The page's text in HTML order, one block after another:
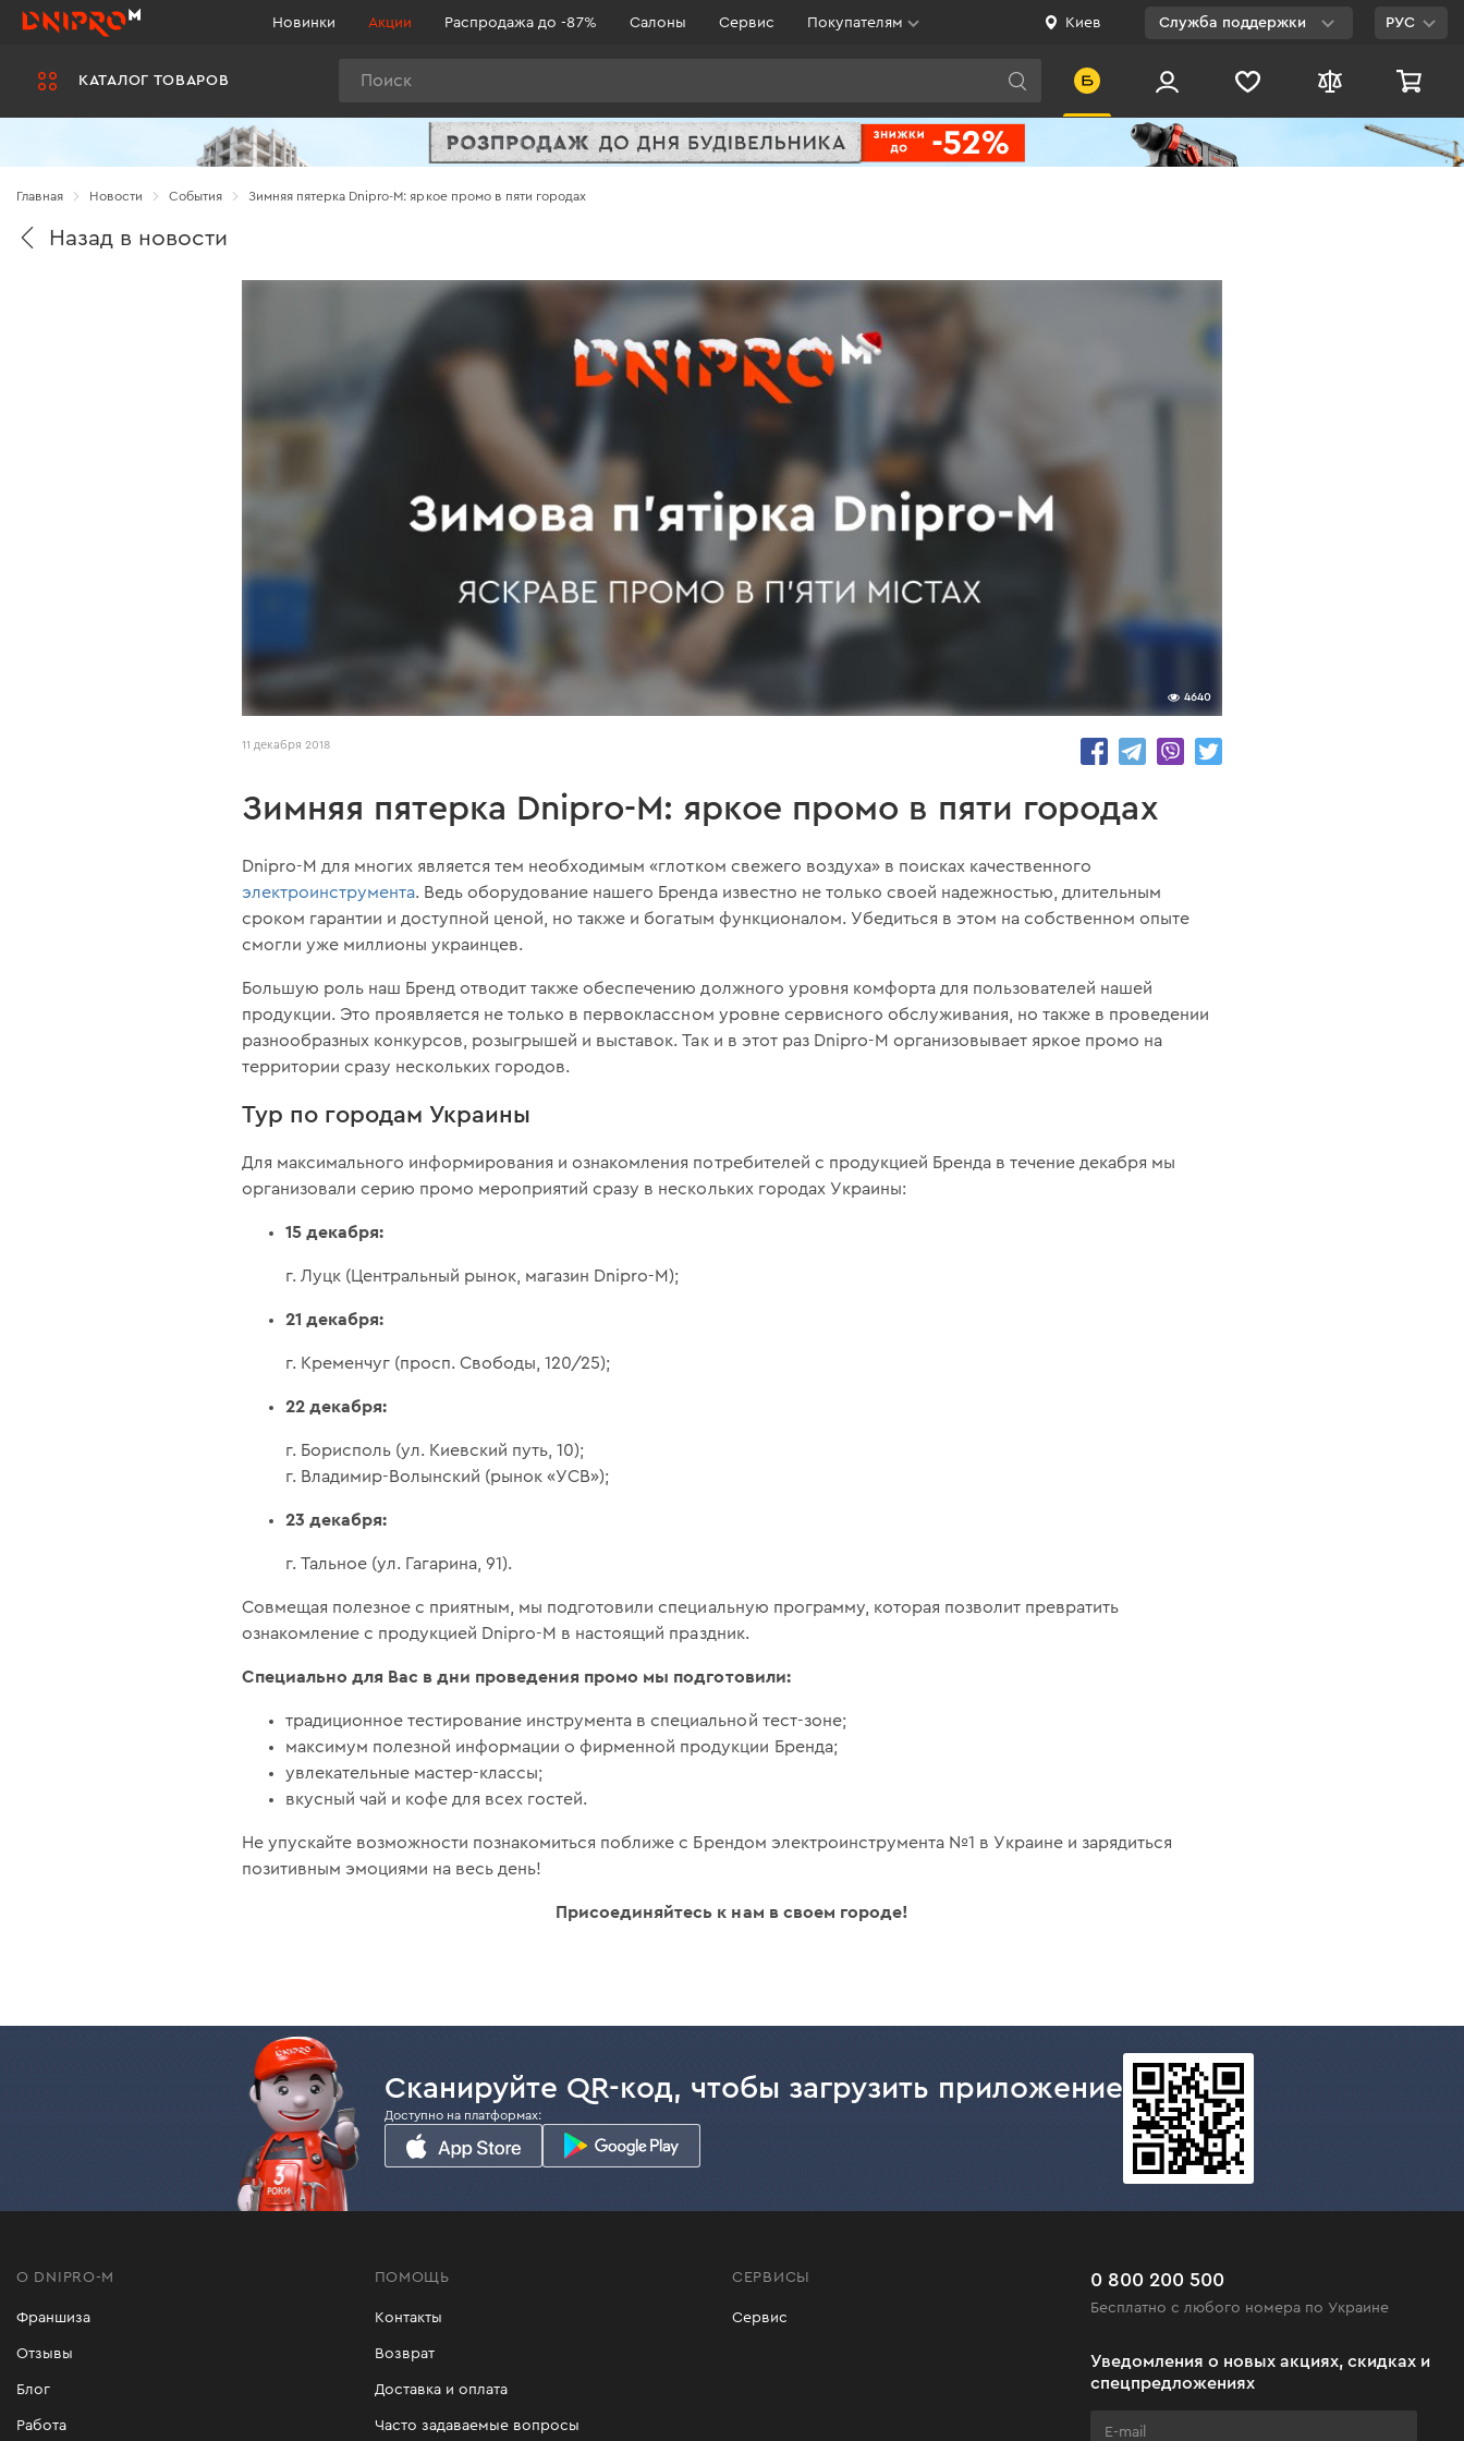
КАТАЛОГ ТОВАРОВ
Новинки Акции Распродажа до -87% Салоны Сервис Покупателям Киев Служба поддержки РУС
Главная Новости Cобытия Зимняя пятерка Dnipro-M: яркое промо в пяти городах
Назад в новости
4640
11 декабря 2018
Зимняя пятерка Dnipro-M: яркое промо в пяти городах
Dnipro-M для многих является тем необходимым «глотком свежего воздуха» в поисках качественного
электроинструмента. Ведь оборудование нашего Бренда известно не только своей надежностью, длительным
сроком гарантии и доступной ценой, но также и богатым функционалом. Убедиться в этом на собственном опыте
смогли уже миллионы украинцев.
Большую роль наш Бренд отводит также обеспечению должного уровня комфорта для пользователей нашей
продукции. Это проявляется не только в первоклассном уровне сервисного обслуживания, но также в проведении
разнообразных конкурсов, розыгрышей и выставок. Так и в этот раз Dnipro-M организовывает яркое промо на
территории сразу нескольких городов.
Тур по городам Украины
Для максимального информирования и ознакомления потребителей с продукцией Бренда в течение декабря мы
организовали серию промо мероприятий сразу в нескольких городах Украины:
15 декабря:
г. Луцк (Центральный рынок, магазин Dnipro-M);
21 декабря:
г. Кременчуг (просп. Свободы, 120/25);
22 декабря:
г. Борисполь (ул. Киевский путь, 10);
г. Владимир-Волынский (рынок «УСВ»);
23 декабря:
г. Тальное (ул. Гагарина, 91).
Совмещая полезное с приятным, мы подготовили специальную программу, которая позволит превратить
ознакомление с продукцией Dnipro-M в настоящий праздник.
Специально для Вас в дни проведения промо мы подготовили:
традиционное тестирование инструмента в специальной тест-зоне;
максимум полезной информации о фирменной продукции Бренда;
увлекательные мастер-классы;
вкусный чай и кофе для всех гостей.
Не упускайте возможности познакомиться поближе с Брендом электроинструмента №1 в Украине и зарядиться
позитивным эмоциями на весь день!
Присоединяйтесь к нам в своем городе!
Сканируйте QR-код, чтобы загрузить приложение
Доступно на платформах:
О DNIPRO-M
Франшиза
Отзывы
Блог
Работа
ПОМОЩЬ
Контакты
Возврат
Доставка и оплата
Часто задаваемые вопросы
СЕРВИСЫ
Сервис
0 800 200 500
Бесплатно с любого номера по Украине
Уведомления о новых акциях, скидках и
спецпредложениях